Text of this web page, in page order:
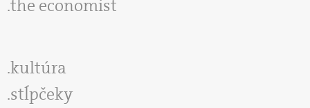
the economist
kultúra
stĺpčeky